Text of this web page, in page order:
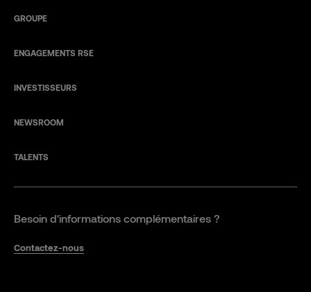
GROUPE
ENGAGEMENTS RSE
INVESTISSEURS
NEWSROOM
TALENTS
Besoin d'informations complémentaires ?
Contactez-nous